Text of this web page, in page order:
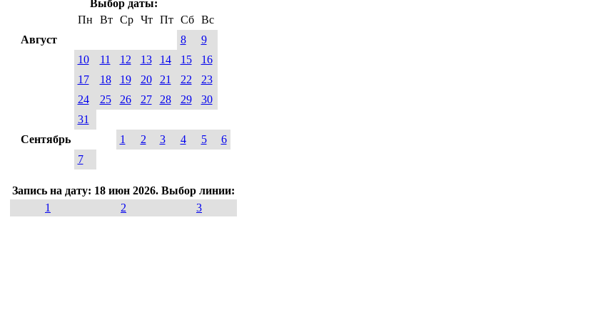
Выбор даты:
Пн
Вт Ср Чт Пт Сб
Вс
Август
8
9
10
11 12 13 14 15
16
17
18 19 20 21 22
23
24
25 26 27 28 29
30
31
Сентябрь
1 2 3 4 5
6
7
Запись на дату: 18 июн 2026. Выбор линии:
1
2 3